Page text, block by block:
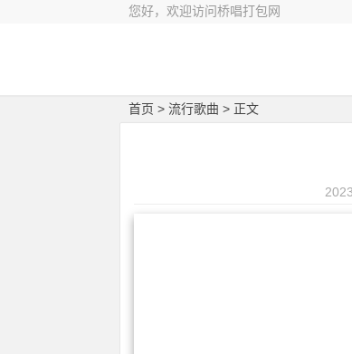
您好，欢迎访问桥唱打包网
首页 > 流行歌曲 > 正文